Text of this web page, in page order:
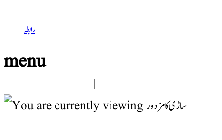
رابطہ
menu